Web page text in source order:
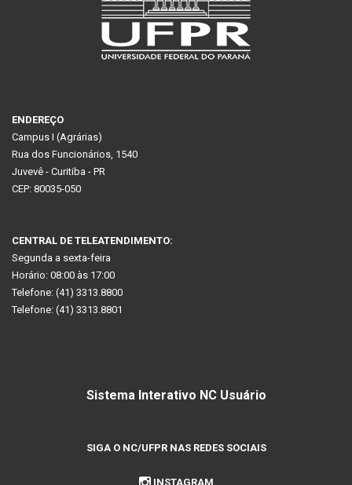
ENDEREÇO
Campus I (Agrárias)
Rua dos Funcionários, 1540
Juvevê - Curitiba - PR
CEP: 80035-050
CENTRAL DE TELEATENDIMENTO:
Segunda a sexta-feira
Horário: 08:00 às 17:00
Telefone: (41) 3313.8800
Telefone: (41) 3313.8801
Sistema Interativo NC Usuário
SIGA O NC/UFPR NAS REDES SOCIAIS
INSTAGRAM